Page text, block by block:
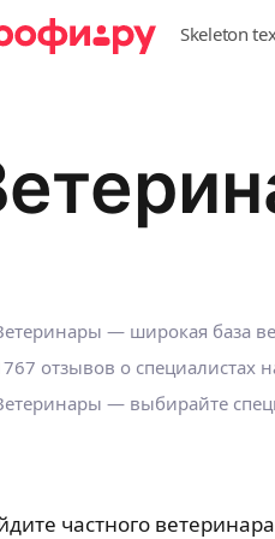
— широкая база
отзывов о специалистах
— выбирайте
частного